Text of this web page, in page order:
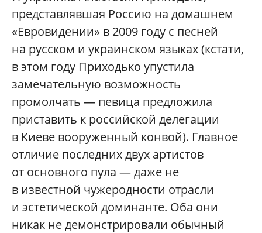
представлявшая Россию на домашнем
«Евровидении» в 2009 году с песней
на русском и украинском языках (кстати,
в этом году Приходько упустила
замечательную возможность
промолчать — певица предложила
приставить к российской делегации
в Киеве вооруженный конвой). Главное
отличие последних двух артистов
от основного пула — даже не
в известной чужеродности отрасли
и эстетической доминанте. Оба они
никак не демонстрировали обычный